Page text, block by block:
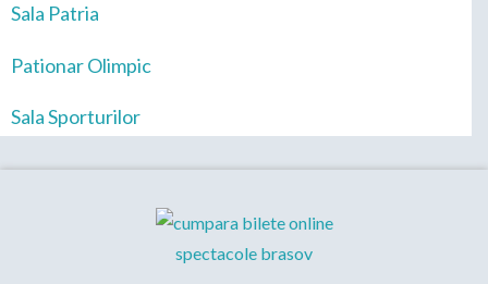
Sala Patria
Pationar Olimpic
Sala Sporturilor